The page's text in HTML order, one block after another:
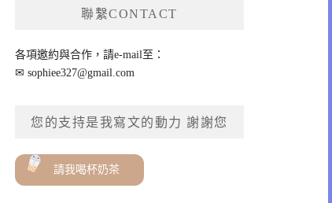
聯繫CONTACT
各項邀約與合作，請e-mail至：
✉sophiee327@gmail.com
您的支持是我寫文的動力 謝謝您
請我喝杯奶茶